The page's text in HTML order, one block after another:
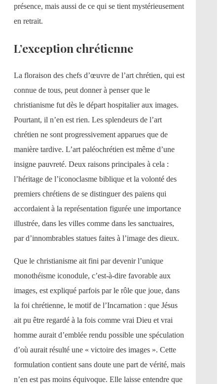
présence, mais aussi de ce qui se tient mystérieusement
en retrait.
L’exception chrétienne
La floraison des chefs d’œuvre de l’art chrétien, qui est
connue de tous, peut donner à penser que le
christianisme fut dès le départ hospitalier aux images.
Pourtant, il n’en est rien. Les splendeurs de l’art
chrétien ne sont progressivement apparues que de
manière tardive. L’art paléochrétien est même d’une
insigne pauvreté. Deux raisons principales à cela :
l’héritage de l’iconoclasme biblique et la volonté des
premiers chrétiens de se distinguer des païens qui
accordaient à la représentation figurée une importance
illustrée, dans les villes comme dans les sanctuaires,
par d’innombrables statues faites à l’image des dieux.
Que le christianisme ait fini par devenir l’unique
monothéisme iconodule, c’est-à-dire favorable aux
images, est expliqué parfois par le rôle que joue, dans
la foi chrétienne, le motif de l’Incarnation : que Jésus
ait pu être regardé à la fois comme vrai Dieu et vrai
homme aurait d’emblée rendu possible une spéculation
d’où aurait résulté une « victoire des images ». Cette
formulation contient sans doute une part de vérité, mais
n’en est pas moins équivoque. Elle laisse entendre que